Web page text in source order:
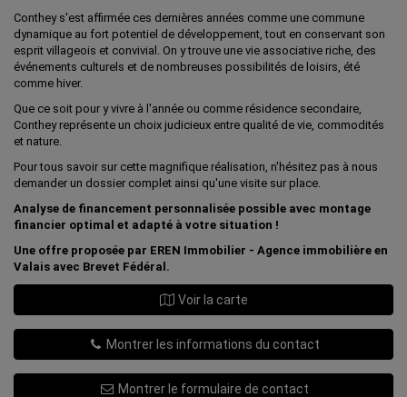
Conthey s'est affirmée ces dernières années comme une commune
dynamique au fort potentiel de développement, tout en conservant son
esprit villageois et convivial. On y trouve une vie associative riche, des
événements culturels et de nombreuses possibilités de loisirs, été
comme hiver.
Que ce soit pour y vivre à l'année ou comme résidence secondaire,
Conthey représente un choix judicieux entre qualité de vie, commodités
et nature.
Pour tous savoir sur cette magnifique réalisation, n'hésitez pas à nous
demander un dossier complet ainsi qu'une visite sur place.
Analyse de financement personnalisée possible avec montage
financier optimal et adapté à votre situation !
Une offre proposée par EREN Immobilier - Agence immobilière en
Valais avec Brevet Fédéral.
Voir la carte
Montrer les informations du contact
Montrer le formulaire de contact